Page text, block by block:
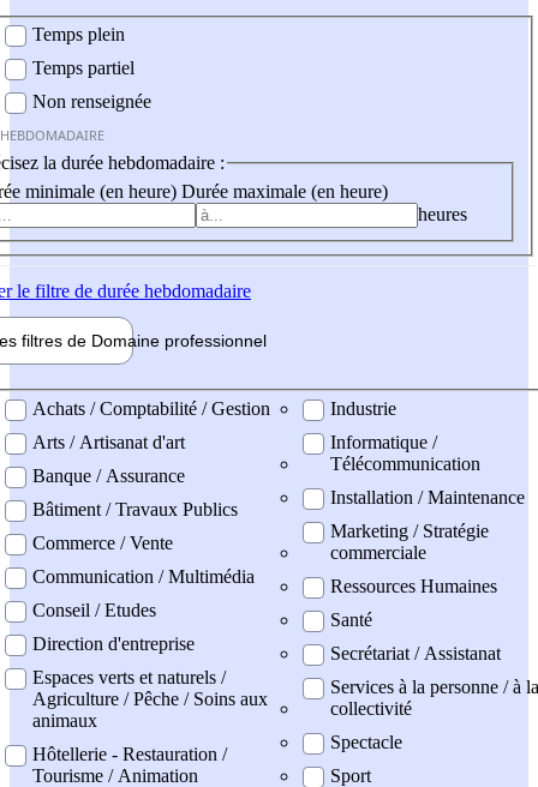
Temps plein
Temps partiel
Non renseignée
la durée hebdomadaire :
minimale (en heure) Durée maximale (en heure)
heures
le filtre de durée hebdomadaire
filtres de Domaine professionnel
professionel
Achats / Comptabilité / Gestion
Arts / Artisanat d'art
Banque / Assurance
Bâtiment / Travaux Publics
Commerce / Vente
Communication / Multimédia
Conseil / Etudes
Direction d'entreprise
Espaces verts et naturels /
Agriculture / Pêche / Soins aux
animaux
Hôtellerie - Restauration /
Tourisme / Animation
Industrie
Informatique /
Télécommunication
Installation / Maintenance
Marketing / Stratégie
commerciale
Ressources Humaines
Santé
Secrétariat / Assistanat
Services à la personne / à la
collectivité
Spectacle
Sport